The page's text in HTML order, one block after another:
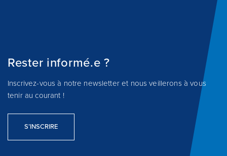
Rester informé.e ?
Inscrivez-vous à notre newsletter et nous veillerons à vous
tenir au courant !
S’INSCRIRE